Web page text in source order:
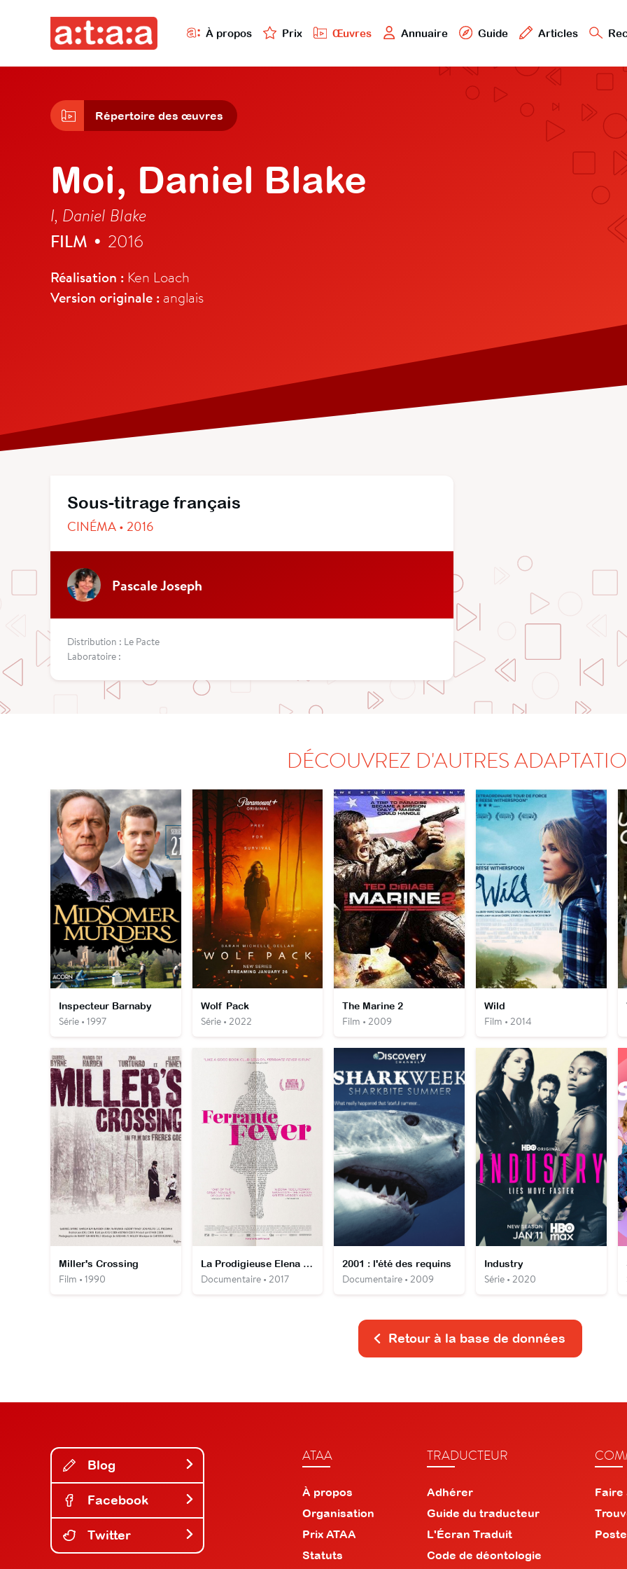
À propos Prix Œuvres Annuaire Guide Articles
Répertoire des œuvres
Moi, Daniel Blake
I, Daniel Blake
FILM • 2016
Réalisation : Ken Loach
Version originale : anglais
Sous-titrage français
CINÉMA • 2016
Pascale Joseph
Distribution : Le Pacte
Laboratoire :
DÉCOUVREZ D'AUTRES
Inspecteur Barnaby
Série • 1997
Wolf Pack
Série • 2022
The Marine 2
Film • 2009
Wild
Film • 2014
Miller's Crossing
Film • 1990
La Prodigieuse Elena Ferrante
Documentaire • 2017
2001 : l'été des requins
Documentaire • 2009
Industry
Série • 2020
Retour à la base de données
Blog
Facebook
Twitter
ATAA
À propos
Organisation
Prix ATAA
Statuts
TRADUCTEUR
Adhérer
Guide du traducteur
L'Écran Traduit
Code de déontologie